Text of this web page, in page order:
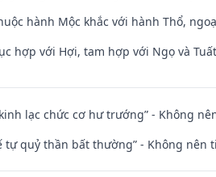
hành Mộc khắc với hành Thổ,
hợp với Hợi, tam hợp với Ngọ và
kinh lạc chức cơ hư trướng” - Không
tự quỷ thần bất thường” - Không